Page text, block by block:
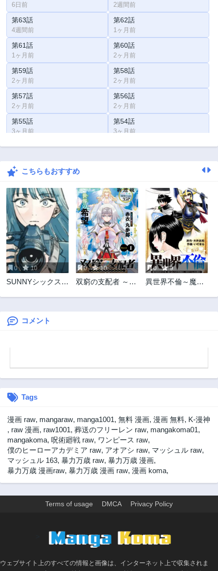
6日前 2週間前
第63話
4週間前
第62話
1ヶ月前
第61話
1ヶ月前
第60話
2ヶ月前
第59話
2ヶ月前
第58話
2ヶ月前
第57話
2ヶ月前
第56話
2ヶ月前
第55話
3ヶ月前
第54話
3ヶ月前
第53話 第52話
第51話
第49話
5ヶ月前
第48話
5ヶ月前
第47話
5ヶ月前
第46話
6ヶ月前
第45話
6ヶ月前
第44話
6ヶ月前
第43話
6ヶ月前
第42話
7ヶ月前
第41話 第40話
第39話
第33話
第31話
10ヶ月前
第30話
10ヶ月前
第29話
10ヶ月前
第28話
11ヶ月前
第27話 第26話
第24話
1年前
1年前 1年前
こちらもおすすめ
0 10
SUNNYシックステ
0 10
双窮の支配者 ～異
0 9
異世界不倫～魔王
と、夫を亡くした
コメント
Tags
漫画 raw, mangaraw, manga1001, 無料 漫画, 漫画 無料, K-漫神
, raw 漫画, raw1001, 葬送のフリーレン raw, mangakoma01,
mangakoma, 呪術廻戦 raw, ワンピース raw,
僕のヒーローアカデミア raw, アオアシ raw, マッシュル raw,
マッシュル 163, 暴力万歳 raw, 暴力万歳 漫画,
暴力万歳 漫画raw, 暴力万歳 漫画 raw, 漫画 koma,
Terms of usage DMCA Privacy Policy
ウェブサイト上のすべての情報と画像は、インターネット上で収集されま